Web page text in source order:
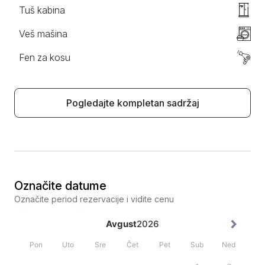
Tuš kabina
Veš mašina
Fen za kosu
Pogledajte kompletan sadržaj
Označite datume
Označite period rezervacije i vidite cenu